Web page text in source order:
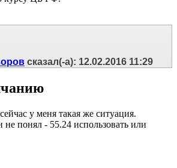
сказал(-а): 12.02.2016 11:29
у меня такая же ситуация.
не понял - 55.24 использовать или